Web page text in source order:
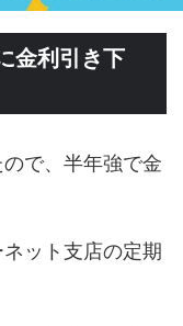
金利引き下
で、半年強で金
ット支店の定期